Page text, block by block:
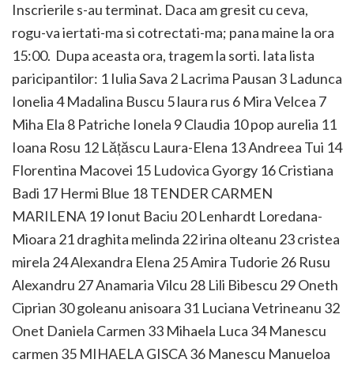
Inscrierile s-au terminat. Daca am gresit cu ceva,
rogu-va iertati-ma si cotrectati-ma; pana maine la ora
15:00. Dupa aceasta ora, tragem la sorti. Iata lista
paricipantilor: 1 Iulia Sava 2 Lacrima Pausan 3 Ladunca
Ionelia 4 Madalina Buscu 5 laura rus 6 Mira Velcea 7
Miha Ela 8 Patriche Ionela 9 Claudia 10 pop aurelia 11
Ioana Rosu 12 Lățăscu Laura-Elena 13 Andreea Tui 14
Florentina Macovei 15 Ludovica Gyorgy 16 Cristiana
Badi 17 Hermi Blue 18 TENDER CARMEN
MARILENA 19 Ionut Baciu 20 Lenhardt Loredana-
Mioara 21 draghita melinda 22 irina olteanu 23 cristea
mirela 24 Alexandra Elena 25 Amira Tudorie 26 Rusu
Alexandru 27 Anamaria Vilcu 28 Lili Bibescu 29 Oneth
Ciprian 30 goleanu anisoara 31 Luciana Vetrineanu 32
Onet Daniela Carmen 33 Mihaela Luca 34 Manescu
carmen 35 MIHAELA GISCA 36 Manescu Manueloa